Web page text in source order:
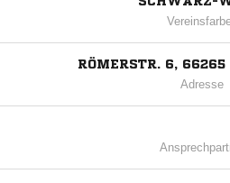
RÖMERSTR. 6,
Adresse